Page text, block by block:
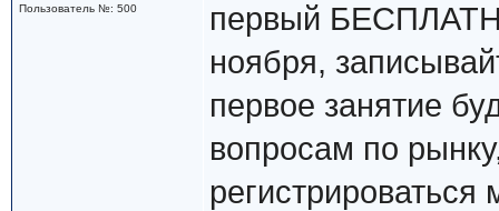
Пользователь №: 500
первый
ноября,
первое занятие
вопросам по